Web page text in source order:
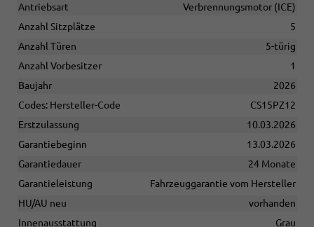
Antriebsart
Verbrennungsmotor (ICE)
Anzahl Sitzplätze
5
Anzahl Türen
5-türig
Anzahl Vorbesitzer
1
Baujahr
2026
Codes: Hersteller-Code
CS15PZ12
Erstzulassung
10.03.2026
Garantiebeginn
13.03.2026
Garantiedauer
24 Monate
Garantieleistung
Fahrzeuggarantie vom Hersteller
HU/AU neu
vorhanden
Innenausstattung
Grau